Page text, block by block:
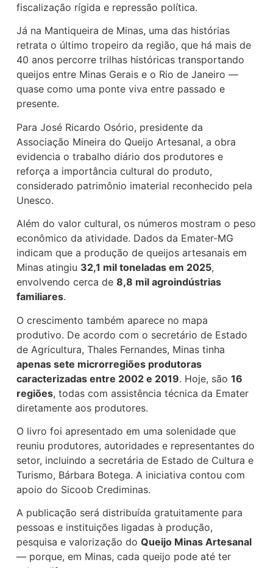
fiscalização rígida e repressão política.
Já na Mantiqueira de Minas, uma das histórias
retrata o último tropeiro da região, que há mais de
40 anos percorre trilhas históricas transportando
queijos entre Minas Gerais e o Rio de Janeiro —
quase como uma ponte viva entre passado e
presente.
Para José Ricardo Osório, presidente da
Associação Mineira do Queijo Artesanal, a obra
evidencia o trabalho diário dos produtores e
reforça a importância cultural do produto,
considerado patrimônio imaterial reconhecido pela
Unesco.
Além do valor cultural, os números mostram o peso
econômico da atividade. Dados da Emater-MG
indicam que a produção de queijos artesanais em
Minas atingiu 32,1 mil toneladas em 2025,
envolvendo cerca de8,8 mil agroindústrias
familiares.
O crescimento também aparece no mapa
produtivo. De acordo com o secretário de Estado
de Agricultura, Thales Fernandes, Minas tinha
apenas sete microrregiões produtoras
caracterizadas entre 2002 e 2019. Hoje, são16
regiões, todas com assistência técnica da Emater
diretamente aos produtores.
O livro foi apresentado em uma solenidade que
reuniu produtores, autoridades e representantes do
setor, incluindo a secretária de Estado de Cultura e
Turismo, Bárbara Botega. A iniciativa contou com
apoio do Sicoob Crediminas.
A publicação será distribuída gratuitamente para
pessoas e instituições ligadas à produção,
pesquisa e valorização doQueijo Minas Artesanal
— porque, em Minas, cada queijo pode até ter